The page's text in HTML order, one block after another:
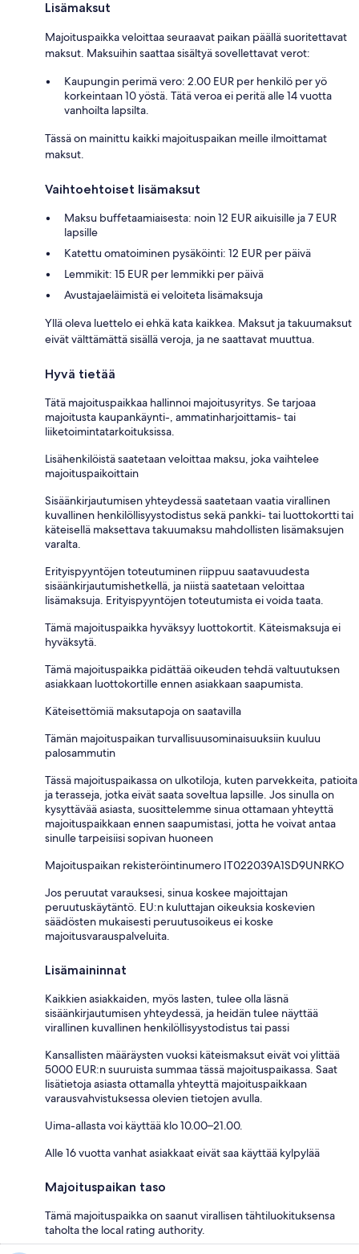
Lisämaksut
Majoituspaikka veloittaa seuraavat paikan päällä suoritettavat
maksut. Maksuihin saattaa sisältyä sovellettavat verot:
Kaupungin perimä vero: 2.00 EUR per henkilö per yö
korkeintaan 10 yöstä. Tätä veroa ei peritä alle 14 vuotta
vanhoilta lapsilta.
Tässä on mainittu kaikki majoituspaikan meille ilmoittamat
maksut.
Vaihtoehtoiset lisämaksut
Maksu buffetaamiaisesta: noin 12 EUR aikuisille ja 7 EUR
lapsille
Katettu omatoiminen pysäköinti: 12 EUR per päivä
Lemmikit: 15 EUR per lemmikki per päivä
Avustajaeläimistä ei veloiteta lisämaksuja
Yllä oleva luettelo ei ehkä kata kaikkea. Maksut ja takuumaksut
eivät välttämättä sisällä veroja, ja ne saattavat muuttua.
Hyvä tietää
Tätä majoituspaikkaa hallinnoi majoitusyritys. Se tarjoaa
majoitusta kaupankäynti-, ammatinharjoittamis- tai
liiketoimintatarkoituksissa.
Lisähenkilöistä saatetaan veloittaa maksu, joka vaihtelee
majoituspaikoittain
Sisäänkirjautumisen yhteydessä saatetaan vaatia virallinen
kuvallinen henkilöllisyystodistus sekä pankki- tai luottokortti tai
käteisellä maksettava takuumaksu mahdollisten lisämaksujen
varalta.
Erityispyyntöjen toteutuminen riippuu saatavuudesta
sisäänkirjautumishetkellä, ja niistä saatetaan veloittaa
lisämaksuja. Erityispyyntöjen toteutumista ei voida taata.
Tämä majoituspaikka hyväksyy luottokortit. Käteismaksuja ei
hyväksytä.
Tämä majoituspaikka pidättää oikeuden tehdä valtuutuksen
asiakkaan luottokortille ennen asiakkaan saapumista.
Käteisettömiä maksutapoja on saatavilla
Tämän majoituspaikan turvallisuusominaisuuksiin kuuluu
palosammutin
Tässä majoituspaikassa on ulkotiloja, kuten parvekkeita, patioita
ja terasseja, jotka eivät saata soveltua lapsille. Jos sinulla on
kysyttävää asiasta, suosittelemme sinua ottamaan yhteyttä
majoituspaikkaan ennen saapumistasi, jotta he voivat antaa
sinulle tarpeisiisi sopivan huoneen
Majoituspaikan rekisteröintinumero IT022039A1SD9UNRKO
Jos peruutat varauksesi, sinua koskee majoittajan
peruutuskäytäntö. EU:n kuluttajan oikeuksia koskevien
säädösten mukaisesti peruutusoikeus ei koske
majoitusvarauspalveluita.
Lisämaininnat
Kaikkien asiakkaiden, myös lasten, tulee olla läsnä
sisäänkirjautumisen yhteydessä, ja heidän tulee näyttää
virallinen kuvallinen henkilöllisyystodistus tai passi
Kansallisten määräysten vuoksi käteismaksut eivät voi ylittää
5000 EUR:n suuruista summaa tässä majoituspaikassa. Saat
lisätietoja asiasta ottamalla yhteyttä majoituspaikkaan
varausvahvistuksessa olevien tietojen avulla.
Uima-allasta voi käyttää klo 10.00–21.00.
Alle 16 vuotta vanhat asiakkaat eivät saa käyttää kylpylää
Majoituspaikan taso
Tämä majoituspaikka on saanut virallisen tähtiluokituksensa
taholta the local rating authority.